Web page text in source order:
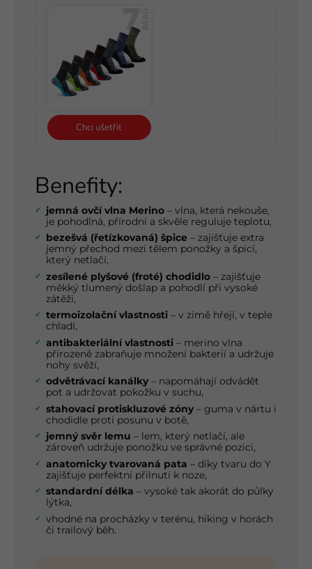
Chci ušetřit
Benefity:
jemná ovčí vlna Merino – vlna, která nekouše,
je pohodlná, přírodní a skvěle reguluje teplotu,
bezešvá (řetízkovaná) špice – zajišťuje extra
jemný přechod mezi tělem ponožky a špicí,
který netlačí,
zesílené plyšové (froté) chodidlo – zajišťuje
měkký tlumený došlap a pohodlí při vysoké
zátěži,
termoizolační vlastnosti – v zimě hřejí, v teple
chladí,
antibakteriální vlastnosti – merino vlna
přirozeně zabraňuje množení bakterií a udržuje
nohy svěží,
odvětrávací kanálky – napomáhají odvádět
pot a udržovat pokožku v suchu,
stahovací protiskluzové zóny – guma v nártu i
chodidle proti posunu v botě,
jemný svěr lemu – lem, který netlačí, ale
zároveň udržuje ponožku ve správné pozici,
anatomicky tvarovaná pata – díky tvaru do Y
zajišťuje perfektní přilnutí k noze,
standardní délka – vysoké tak akorát do půlky
lýtka,
vhodné na procházky v terénu, hiking v horách
či trailový běh.